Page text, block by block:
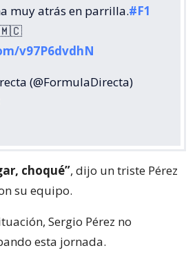
muy atrás en parrilla.#F1
v97P6dvdhN
(@FormulaDirecta)
choqué”, dijo un triste Pérez
su equipo.
Sergio Pérez no
esta jornada.